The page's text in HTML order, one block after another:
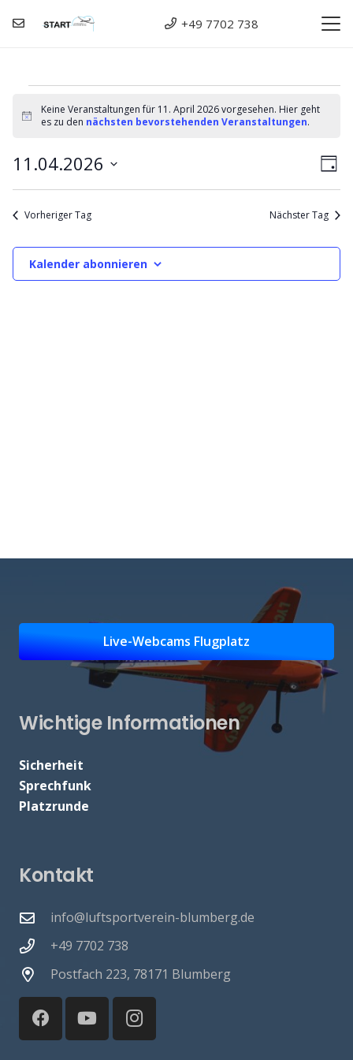
+49 7702 738
Veranstaltungen
11.
April
2026
Hinweis
Keine Veranstaltungen für 11. April 2026 vorgesehen. Hier geht
es zu den nächsten bevorstehenden Veranstaltungen.
Tag
11.04.2026
Datum
wählen.
Vorheriger Tag Nächster Tag
Kalender abonnieren
Live-Webcams Flugplatz
Wichtige Informationen
Sicherheit
Sprechfunk
Platzrunde
Kontakt
info@luftsportverein-blumberg.de
+49 7702 738
Postfach 223, 78171 Blumberg